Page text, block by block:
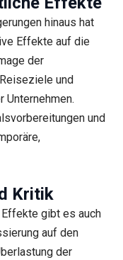
hinaus hat
Effekte auf die
der
und
Unternehmen.
und
Kritik
gibt es auch
auf den
der